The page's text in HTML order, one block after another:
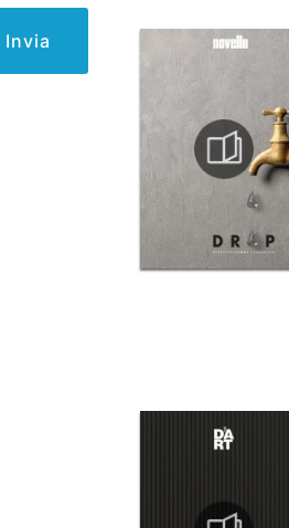
Invia